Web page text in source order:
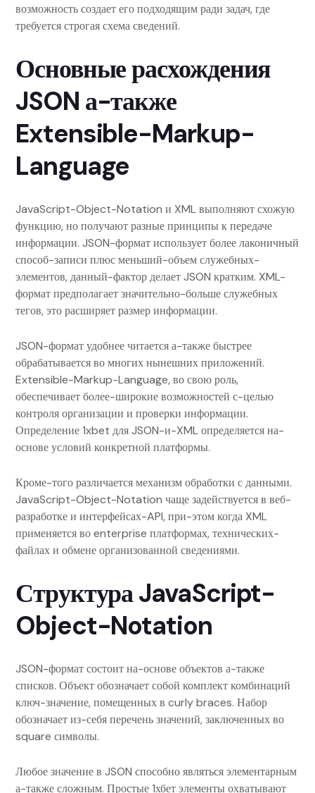
возможность создает его подходящим ради задач, где
требуется строгая схема сведений.
Основные расхождения
JSON а-также
Extensible-Markup-
Language
JavaScript-Object-Notation и XML выполняют схожую
функцию, но получают разные принципы к передаче
информации. JSON-формат использует более лаконичный
способ-записи плюс меньший-объем служебных-
элементов, данный-фактор делает JSON кратким. XML-
формат предполагает значительно-больше служебных
тегов, это расширяет размер информации.
JSON-формат удобнее читается а-также быстрее
обрабатывается во многих нынешних приложений.
Extensible-Markup-Language, во свою роль,
обеспечивает более-широкие возможностей с-целью
контроля организации и проверки информации.
Определение 1xbet для JSON-и-XML определяется на-
основе условий конкретной платформы.
Кроме-того различается механизм обработки с данными.
JavaScript-Object-Notation чаще задействуется в веб-
разработке и интерфейсах-API, при-этом когда XML
применяется во enterprise платформах, технических-
файлах и обмене организованной сведениями.
Структура JavaScript-
Object-Notation
JSON-формат состоит на-основе объектов а-также
списков. Объект обозначает собой комплект комбинаций
ключ-значение, помещенных в curly braces. Набор
обозначает из-себя перечень значений, заключенных во
square символы.
Любое значение в JSON способно являться элементарным
а-также сложным. Простые 1хбет элементы охватывают